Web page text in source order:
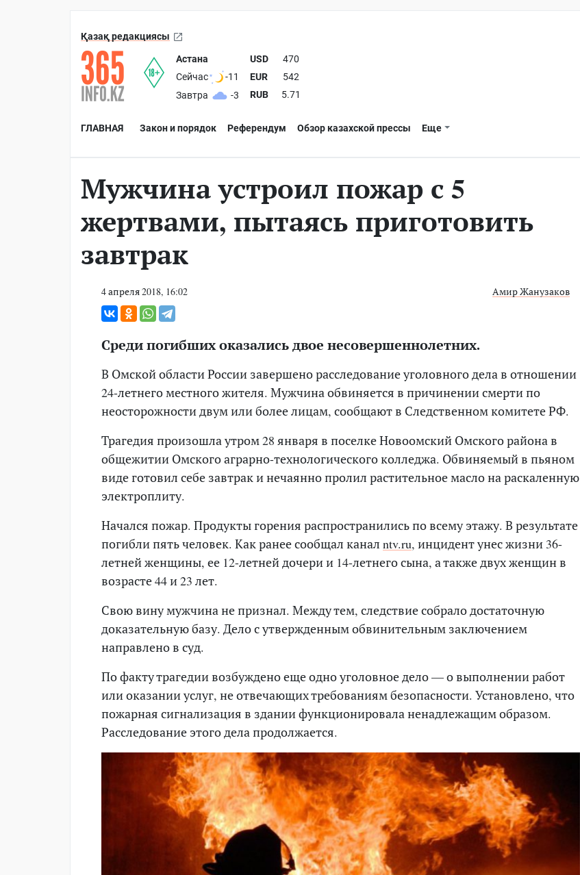
Қазақ редакциясы
Астана
Сейчас
-11
Завтра
-3
USD
470
EUR
542
RUB
5.71
ГЛАВНАЯ Закон и порядок Референдум Обзор казахской прессы Еще
Мужчина устроил пожар с 5
жертвами, пытаясь приготовить
завтрак
4 апреля 2018, 16:02 Амир Жанузаков
Среди погибших оказались двое несовершеннолетних.
В Омской области России завершено расследование уголовного дела в отношении
24-летнего местного жителя. Мужчина обвиняется в причинении смерти по
неосторожности двум или более лицам, сообщают в Следственном комитете РФ.
Трагедия произошла утром 28 января в поселке Новоомский Омского района в
общежитии Омского аграрно-технологического колледжа. Обвиняемый в пьяном
виде готовил себе завтрак и нечаянно пролил растительное масло на раскаленную
электроплиту.
Начался пожар. Продукты горения распространились по всему этажу. В результате
погибли пять человек. Как ранее сообщал канал ntv.ru, инцидент унес жизни 36-
летней женщины, ее 12-летней дочери и 14-летнего сына, а также двух женщин в
возрасте 44 и 23 лет.
Свою вину мужчина не признал. Между тем, следствие собрало достаточную
доказательную базу. Дело с утвержденным обвинительным заключением
направлено в суд.
По факту трагедии возбуждено еще одно уголовное дело — о выполнении работ
или оказании услуг, не отвечающих требованиям безопасности. Установлено, что
пожарная сигнализация в здании функционировала ненадлежащим образом.
Расследование этого дела продолжается.